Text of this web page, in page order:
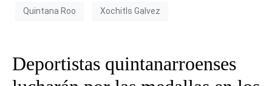
Quintana Roo Xochitls Galvez
Deportistas quintanarroenses